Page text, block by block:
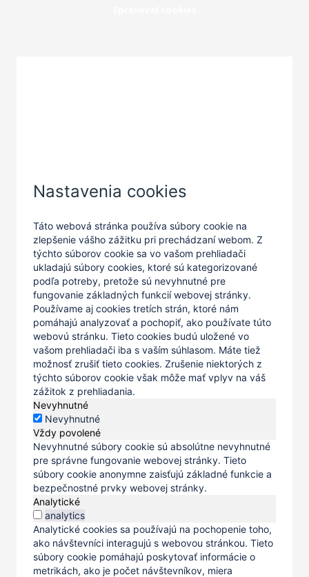
Nastavenia cookies
Táto webová stránka používa súbory cookie na
zlepšenie vášho zážitku pri prechádzaní webom. Z
týchto súborov cookie sa vo vašom prehliadači
ukladajú súbory cookies, ktoré sú kategorizované
podľa potreby, pretože sú nevyhnutné pre
fungovanie základných funkcií webovej stránky.
Používame aj cookies tretích strán, ktoré nám
pomáhajú analyzovať a pochopiť, ako používate túto
webovú stránku. Tieto cookies budú uložené vo
vašom prehliadači iba s vaším súhlasom. Máte tiež
možnosť zrušiť tieto cookies. Zrušenie niektorých z
týchto súborov cookie však môže mať vplyv na váš
zážitok z prehliadania.
Nevyhnutné
Nevyhnutné
Vždy povolené
Nevyhnutné súbory cookie sú absolútne nevyhnutné
pre správne fungovanie webovej stránky. Tieto
súbory cookie anonymne zaisťujú základné funkcie a
bezpečnostné prvky webovej stránky.
Analytické
analytics
Analytické cookies sa používajú na pochopenie toho,
ako návštevníci interagujú s webovou stránkou. Tieto
súbory cookie pomáhajú poskytovať informácie o
metrikách, ako je počet návštevníkov, miera